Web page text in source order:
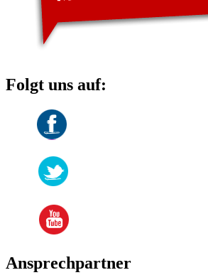
Folgt uns auf:
Ansprechpartner